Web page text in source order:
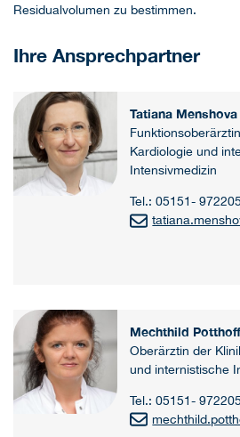
Residualvolumen zu bestimmen.
Ihre Ansprechpartner
Tatiana Menshova
Kardiologie und
Intensivmedizin
Tel.: 05151- 972205
Mechthild Potthoff
Oberärztin der
und internistische
Tel.: 05151- 972205